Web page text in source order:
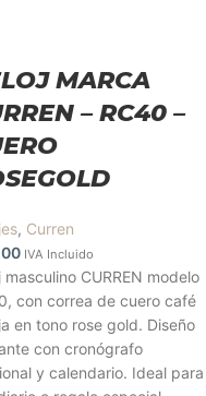
MARCA
– RC40 –
, Curren
IVA Incluido
masculino CURREN modelo
con correa de cuero café
en tono rose gold. Diseño
con cronógrafo
y calendario. Ideal para